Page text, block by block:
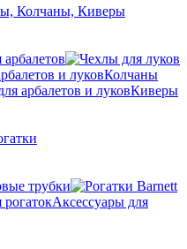
Колчаны
Киверы
трубки
Аксессуары для